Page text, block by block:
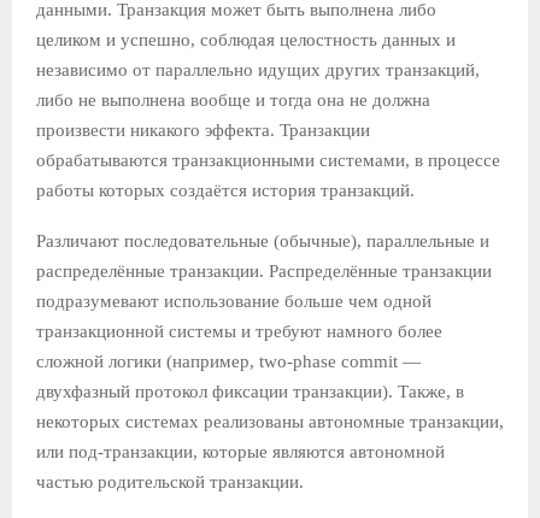
О
Е
М
Е
Н
Ю
данными. Транзакция может быть выполнена либо
целиком и успешно, соблюдая целостность данных и
независимо от параллельно идущих других транзакций,
либо не выполнена вообще и тогда она не должна
произвести никакого эффекта. Транзакции
обрабатываются транзакционными системами, в процессе
работы которых создаётся история транзакций.
Различают последовательные (обычные), параллельные и
распределённые транзакции. Распределённые транзакции
подразумевают использование больше чем одной
транзакционной системы и требуют намного более
сложной логики (например, two-phase commit —
двухфазный протокол фиксации транзакции). Также, в
некоторых системах реализованы автономные транзакции,
или под-транзакции, которые являются автономной
частью родительской транзакции.